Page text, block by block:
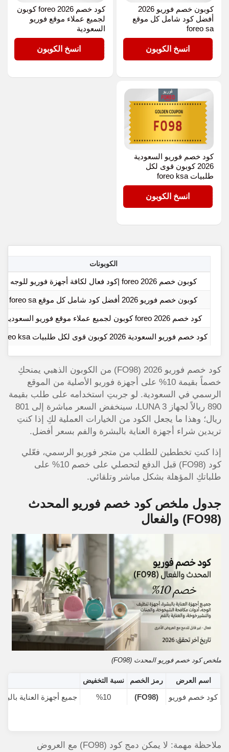
كوبون خصم فوريو 2026
أفضل كود شامل كل موقع
foreo sa
FO98انسخ الكوبون
كود خصم foreo 2026 كوبون
لجميع عملاء موقع فوريو
السعودية
FO98انسخ الكوبون
كود خصم فوريو السعودية
2026 كوبون قوى لكل
طلبيات foreo ksa
FO98انسخ الكوبون
الكوبونات
كوبون خصم foreo 2026 |كود فعال لكافة أجهزة فوريو للوجه
كوبون خصم فوريو 2026 أفضل كود شامل كل موقع foreo sa
كود خصم foreo 2026 كوبون لجميع عملاء موقع فوريو السعودية
كود خصم فوريو السعودية 2026 كوبون قوى لكل طلبيات foreo ksa
كود خصم فوريو 2026 (FO98) من الكوبون الذهبي يمنحكِ
خصماً بقيمة 10% على أجهزة فوريو الأصلية من الموقع
الرسمي في السعودية. لو جربتِ استخدامه على طلب بقيمة
890 ريالاً لجهاز LUNA 3، سينخفض السعر مباشرة إلى 801
ريال؛ وهذا ما يجعل الكود من الخيارات العملية لكِ إذا كنتِ
تريدين شراء أجهزة العناية بالبشرة والفم بسعر أفضل.
إذا كنتِ تخططين للطلب من متجر فوريو الرسمي، فعّلي
كود (FO98) قبل الدفع لتحصلي على خصم 10% على
طلباتكِ المؤهلة بشكل مباشر وتلقائي.
جدول ملخص كود خصم فوريو المحدث
(FO98) والفعال
ملخص كود خصم فوريو المحدث (FO98)
اسم العرض رمز الخصم نسبة التخفيض
كود خصم فوريو (FO98)
%10 جميع أجهزة العناية
ملاحظة مهمة: لا يمكن دمج كود (FO98) مع العروض